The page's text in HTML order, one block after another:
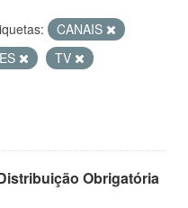
CANAIS
TV
Obrigatória